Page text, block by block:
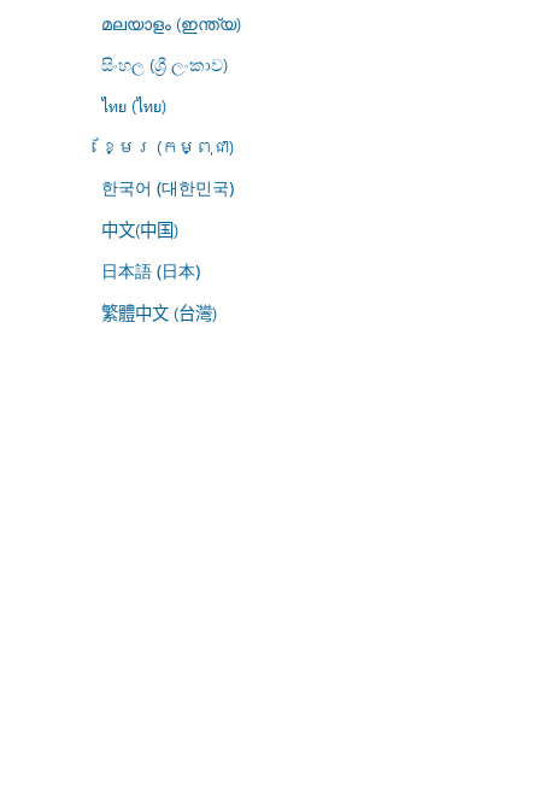
മലയാളം (ഇന്ത്യ)
සිංහල (ශ්‍රී ලංකාව)
ไทย (ไทย)
ខ្មែរ (កម្ពុជា)
한국어 (대한민국)
中文(中国)
日本語 (日本)
繁體中文 (台灣)